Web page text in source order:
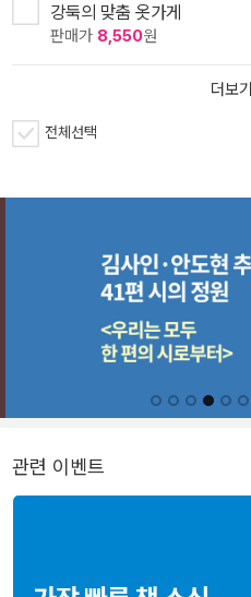
강둑의 맞춤 옷가게
판매가 8,550원
더보기
전체선택
관련 이벤트